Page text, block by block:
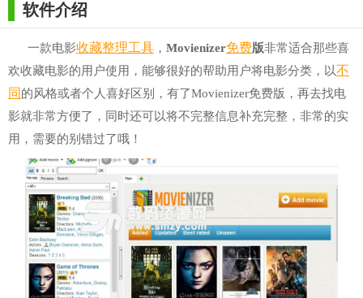
软件介绍
一款电影收藏整理工具 ， Movienizer免费版非常适合那些喜
欢收藏电影的用户使用，能够很好的帮助用户将电影分类，以不
同的风格或者个人喜好区别，有了Movienizer免费版，再去找电
影就非常方便了，同时还可以将不完整信息补充完整，非常的实
用，需要的别错过了哦！